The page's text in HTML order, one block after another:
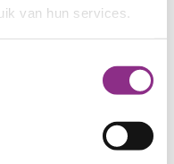
van hun services.
als het buiten
levert
in ons
blazen de warmte